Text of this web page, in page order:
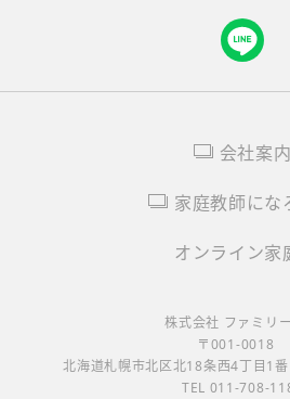
オンライン家
家庭教師にな
会社案内
株式会社 ファミリ
〒001-0018
北海道札幌市北区北18条西4丁目1
TEL 011-708-